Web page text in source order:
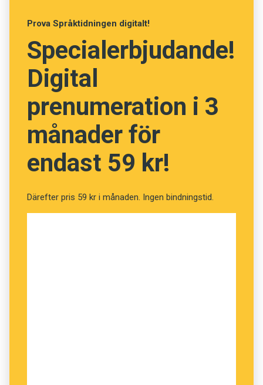
Prova Språktidningen digitalt!
Specialerbjudande!
Digital
prenumeration i 3
månader för
endast 59 kr!
Därefter pris 59 kr i månaden. Ingen bindningstid.